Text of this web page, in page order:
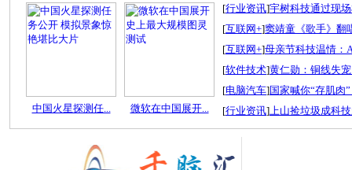
中国火星探测任... 微软在中国展开...
[行业资讯]宇树科技通过现
[互联网+]窦靖童《歌手》翻
[互联网+]母亲节科技温情：
[软件技术]黄仁勋：铜线失
[电脑汽车]国家喊你“存肌肉
[行业资讯]上山捡垃圾成科